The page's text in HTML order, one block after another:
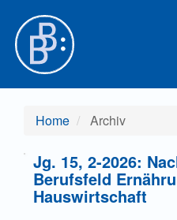
Hauptinhalt
Sidebar
Home Archiv
Jg. 15, 2-2026:
Berufsfeld
Hauswirtschaft